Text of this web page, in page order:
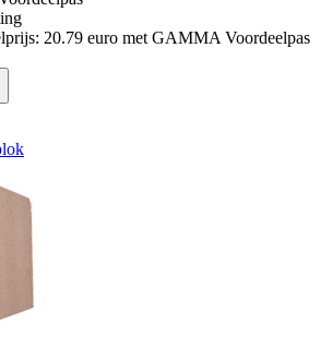
20.79 euro met GAMMA Voordeelpas